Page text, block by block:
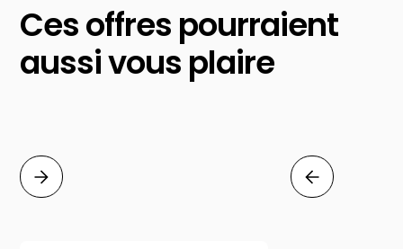
Ces offres pourraient
aussi vous plaire